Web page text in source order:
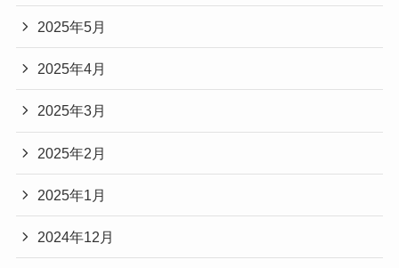
2025年5月
2025年4月
2025年3月
2025年2月
2025年1月
2024年12月